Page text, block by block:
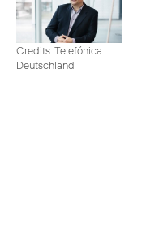
Credits: Telefónica
Deutschland